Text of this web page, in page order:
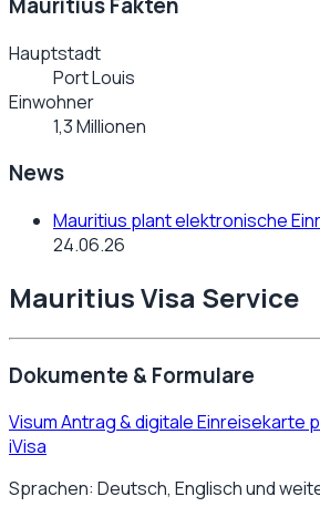
Hauptstadt
Port Louis
Einwohner
1,3 Millionen
News
Mauritius plant elektronische
24.06.26
Mauritius Visa Service
Dokumente & Formulare
Visum Antrag & digitale Einreisekarte
iVisa
Sprachen: Deutsch, Englisch und